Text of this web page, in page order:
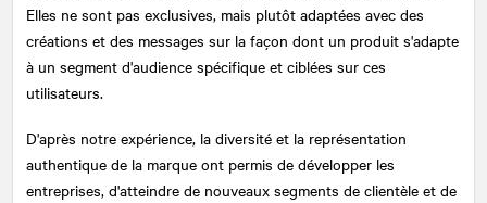
Elles ne sont pas exclusives, mais plutôt adaptées avec des
créations et des messages sur la façon dont un produit s'adapte
à un segment d'audience spécifique et ciblées sur ces
utilisateurs.
D'après notre expérience, la diversité et la représentation
authentique de la marque ont permis de développer les
entreprises, d'atteindre de nouveaux segments de clientèle et de